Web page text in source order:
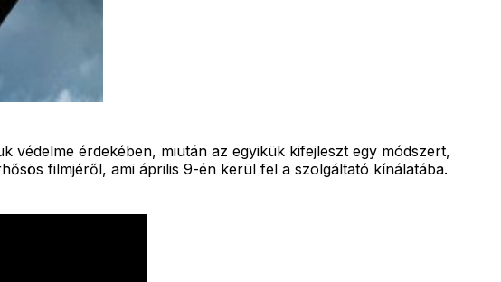
védelme érdekében, miután az egyikük kifejleszt egy módszert,
filmjéről, ami április 9-én kerül fel a szolgáltató kínálatába.